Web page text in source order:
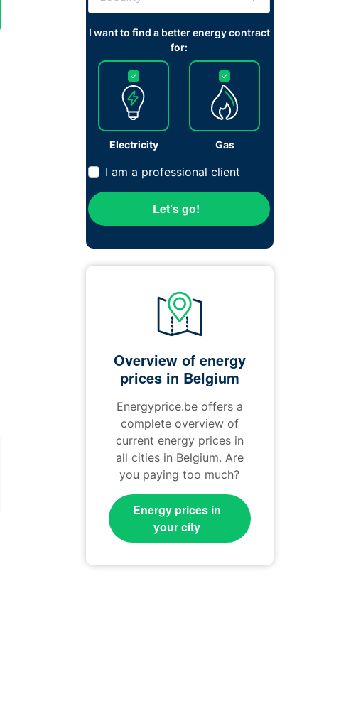
I want to find a better energy contract
for:
Electricity Gas
I am a professional client
Let’s go!
Overview of energy
prices in Belgium
Energyprice.be offers a
complete overview of
current energy prices in
all cities in Belgium. Are
you paying too much?
Energy prices in
your city